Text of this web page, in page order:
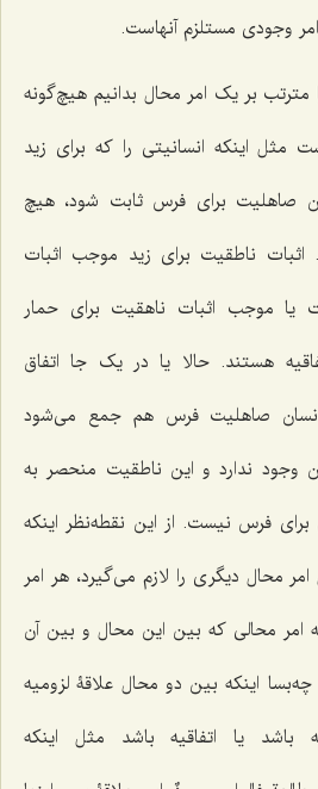
وجودى مستلزم آنهاست.
مترتب بر یک امر محال بدانیم هیچ‌گونه
مثل اینکه انسانیتى را که براى زید
صاهلیت براى فرس ثابت شود، هیچ
اثبات ناطقیت براى زید موجب اثبات
موجب اثبات ناهقیت براى حمار
هستند. حالا یا در یک جا اتفاق
انسان صاهلیت فرس هم جمع مى‌شود
وجود ندارد و این ناطقیت منحصر به
فرس نیست. از این نقطه‌نظر اینکه
محال دیگری را لازم مى‌گیرد، هر امر
امر محالى که بین این محال و بین آن
اینکه بین دو محال علاقۀ لزومیه
باشد یا اتفاقیه باشد مثل اینکه